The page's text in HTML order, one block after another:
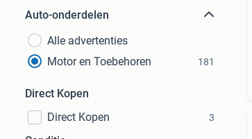
Auto-onderdelen
Alle advertenties
Motor en Toebehoren
181
Direct Kopen
Direct Kopen
3